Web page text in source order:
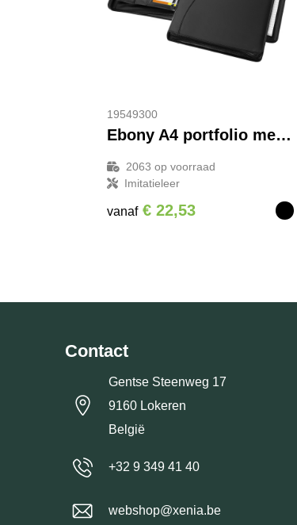
19549300
Ebony A4 portfolio met aktentas
2063 op voorraad
Imitatieleer
vanaf € 22,53
Contact
Gentse Steenweg 17
9160 Lokeren
België
+32 9 349 41 40
webshop@xenia.be